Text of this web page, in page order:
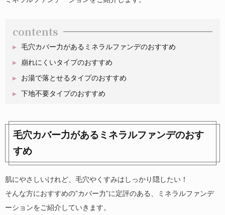
contents
毛穴カバー力があるミネラルファンデのおすすめ
崩れにくいタイプのおすすめ
お湯で落とせるタイプのおすすめ
下地不要タイプのおすすめ
毛穴カバー力があるミネラルファンデのおす
すめ
肌にやさしいけれど、毛穴やくすみはしっかり隠したい！
そんな方におすすめの”カバー力”に定評のある、ミネラルファンデ
ーションをご紹介していきます。